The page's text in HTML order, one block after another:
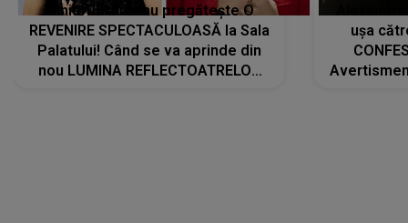
Tania Turtureanu pregătește O
REVENIRE SPECTACULOASĂ la Sala
Palatului! Când se va aprinde din
nou LUMINA REFLECTOATRELOR
ușa